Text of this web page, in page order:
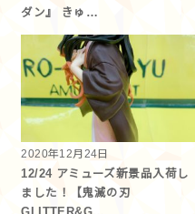
ダン』 きゅ…
2020年12月24日
12/24 アミューズ新景品入荷し
ました！【鬼滅の刃